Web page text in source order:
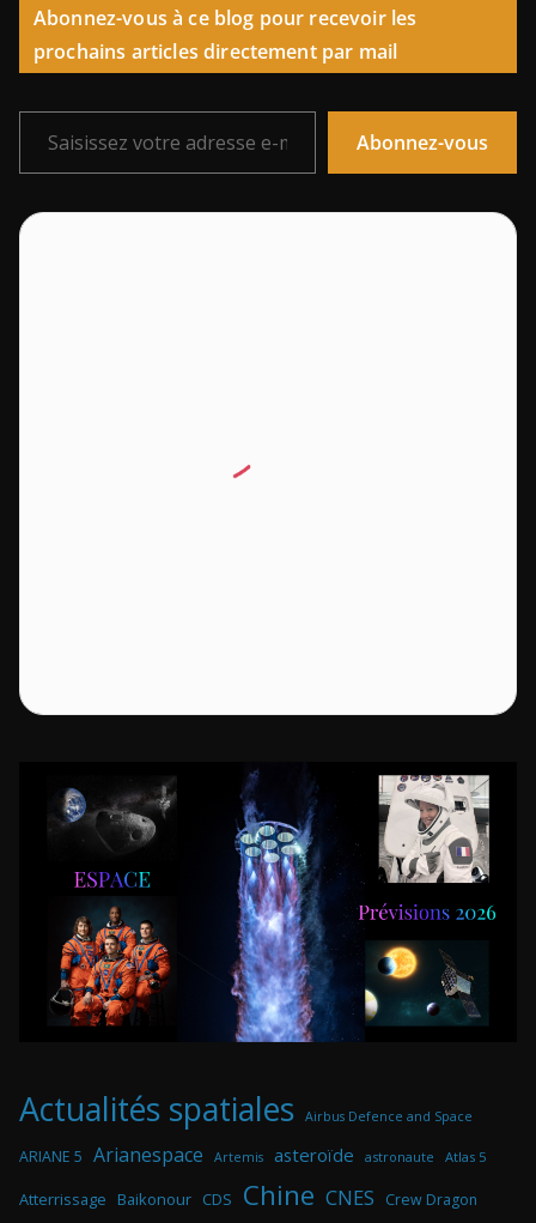
Abonnez-vous à ce blog pour recevoir les
prochains articles directement par mail
Saisissez votre adresse e-mail…
Abonnez-vous
Actualités spatiales Airbus Defence and Space
ARIANE 5 Arianespace Artemis asteroïde astronaute Atlas 5
Atterrissage Baikonour CDS Chine CNES Crew Dragon